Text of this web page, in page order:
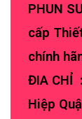
PHUN
cấp
chính
ĐIA CHỈ
Hiệp